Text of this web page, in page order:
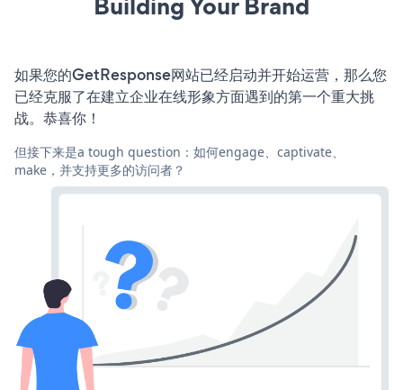
如果您的GetResponse网站已经启动并开始运营，那么您
已经克服了在建立企业在线形象方面遇到的第一个重大挑
战。恭喜你！
但接下来是a tough question：如何engage、captivate、
make，并支持更多的访问者？